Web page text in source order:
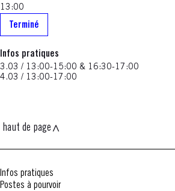
13:00
Terminé
Infos pratiques
3.03 / 13:00-15:00 & 16:30-17:00
4.03 / 13:00-17:00
haut de page
Infos pratiques
Postes à pourvoir